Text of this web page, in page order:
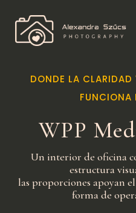
DONDE LA
FUNCIONA
WPP
Un interior de oficina
estructura
las proporciones apoyan
forma de